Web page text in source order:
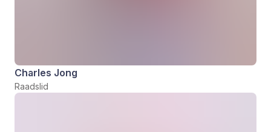
Charles Jong
Raadslid